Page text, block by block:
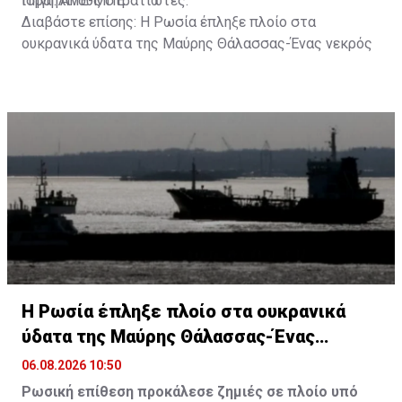
Διαβάστε επίσης: Η Ρωσία έπληξε πλοίο στα
ουκρανικά ύδατα της Μαύρης Θάλασσας-Ένας νεκρός
Η Ρωσία έπληξε πλοίο στα ουκρανικά
ύδατα της Μαύρης Θάλασσας-Ένας
νεκρός
06.08.2026 10:50
Ρωσική επίθεση προκάλεσε ζημιές σε πλοίο υπό